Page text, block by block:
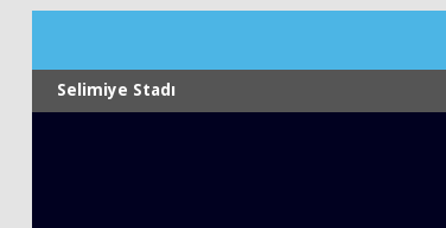
Selimiye Stadı